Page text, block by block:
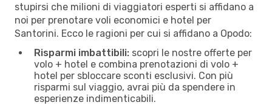
stupirsi che milioni di viaggiatori esperti si affidano a
noi per prenotare voli economici e hotel per
Santorini. Ecco le ragioni per cui si affidano a Opodo:
Risparmi imbattibili: scopri le nostre offerte per
volo + hotel e combina prenotazioni di volo +
hotel per sbloccare sconti esclusivi. Con più
risparmi sul viaggio, avrai più da spendere in
esperienze indimenticabili.